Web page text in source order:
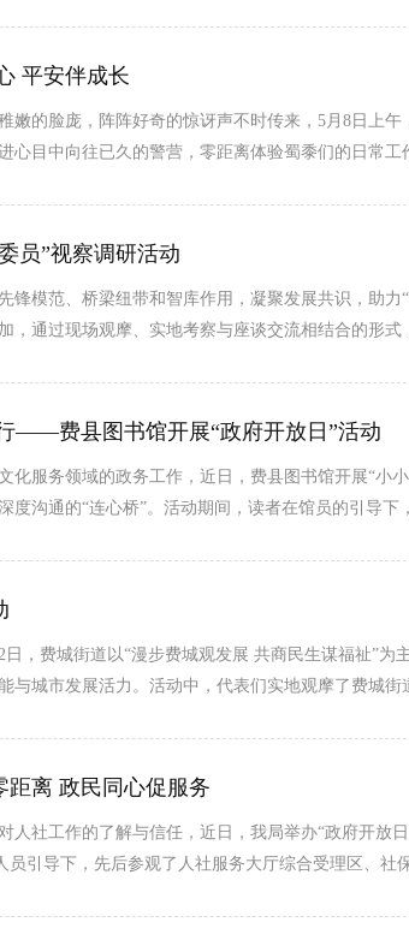
平安伴成长
嫩的脸庞，阵阵好奇的惊讶声不时传来，5月8日上
心目中向往已久的警营，零距离体验蜀黍们的日常
员”视察调研活动
模范、桥梁纽带和智库作用，凝聚发展共识，助
，通过现场观摩、实地考察与座谈交流相结合的形
——费县图书馆开展“政府开放日”活动
服务领域的政务工作，近日，费县图书馆开展“小
度沟通的“连心桥”。活动期间，读者在馆员的引导
，费城街道以“漫步费城观发展 共商民生谋福祉”
与城市发展活力。活动中，代表们实地观摩了费城
距离 政民同心促服务
人社工作的了解与信任，近日，我局举办“政府开
员引导下，先后参观了人社服务大厅综合受理区、